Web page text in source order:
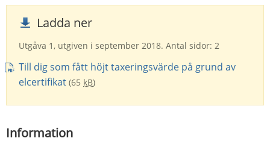
Ladda ner
Utgåva 1, utgiven i september 2018. Antal sidor: 2
Till dig som fått höjt taxeringsvärde på grund av
elcertifikat (65 kB)
Information